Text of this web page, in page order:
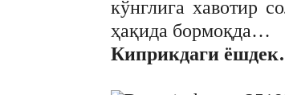
кўнглига хавотир
ҳақида бормоқда…
Киприкдаги